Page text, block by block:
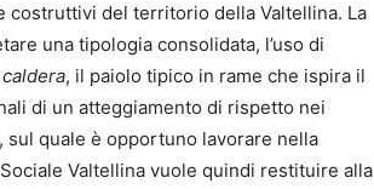
del territorio della Valtellina. La
una tipologia consolidata, l’uso di
caldera, il paiolo tipico in rame che ispira il
di un atteggiamento di rispetto nei
sul quale è opportuno lavorare nella
Valtellina vuole quindi restituire alla